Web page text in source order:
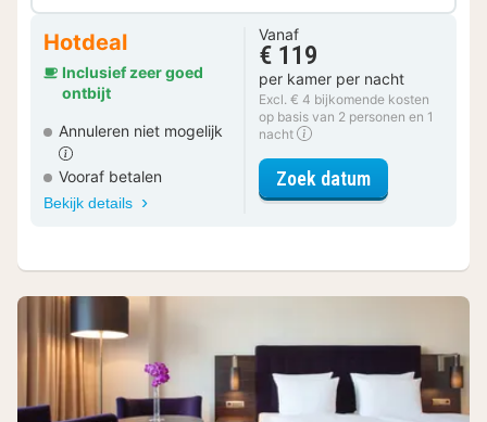
Hotdeal
Inclusief zeer goed
ontbijt
Annuleren niet mogelijk
Vooraf betalen
Bekijk details
Vanaf
€ 119
per kamer per nacht
Excl. € 4 bijkomende kosten
op basis van 2 personen en 1
nacht
Zoek datumvoor Superior